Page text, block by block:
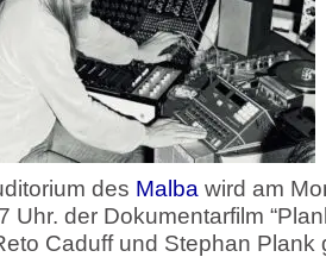
des Malba wird am
Uhr. der Dokumentarfilm
Caduff und Stephan Plank